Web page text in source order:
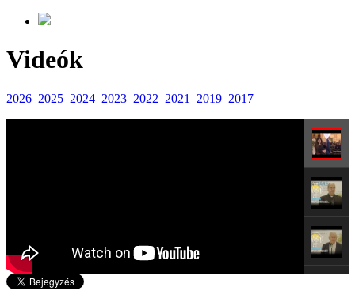
Videók
2026 2025 2024 2023 2022 2021 2019 2017